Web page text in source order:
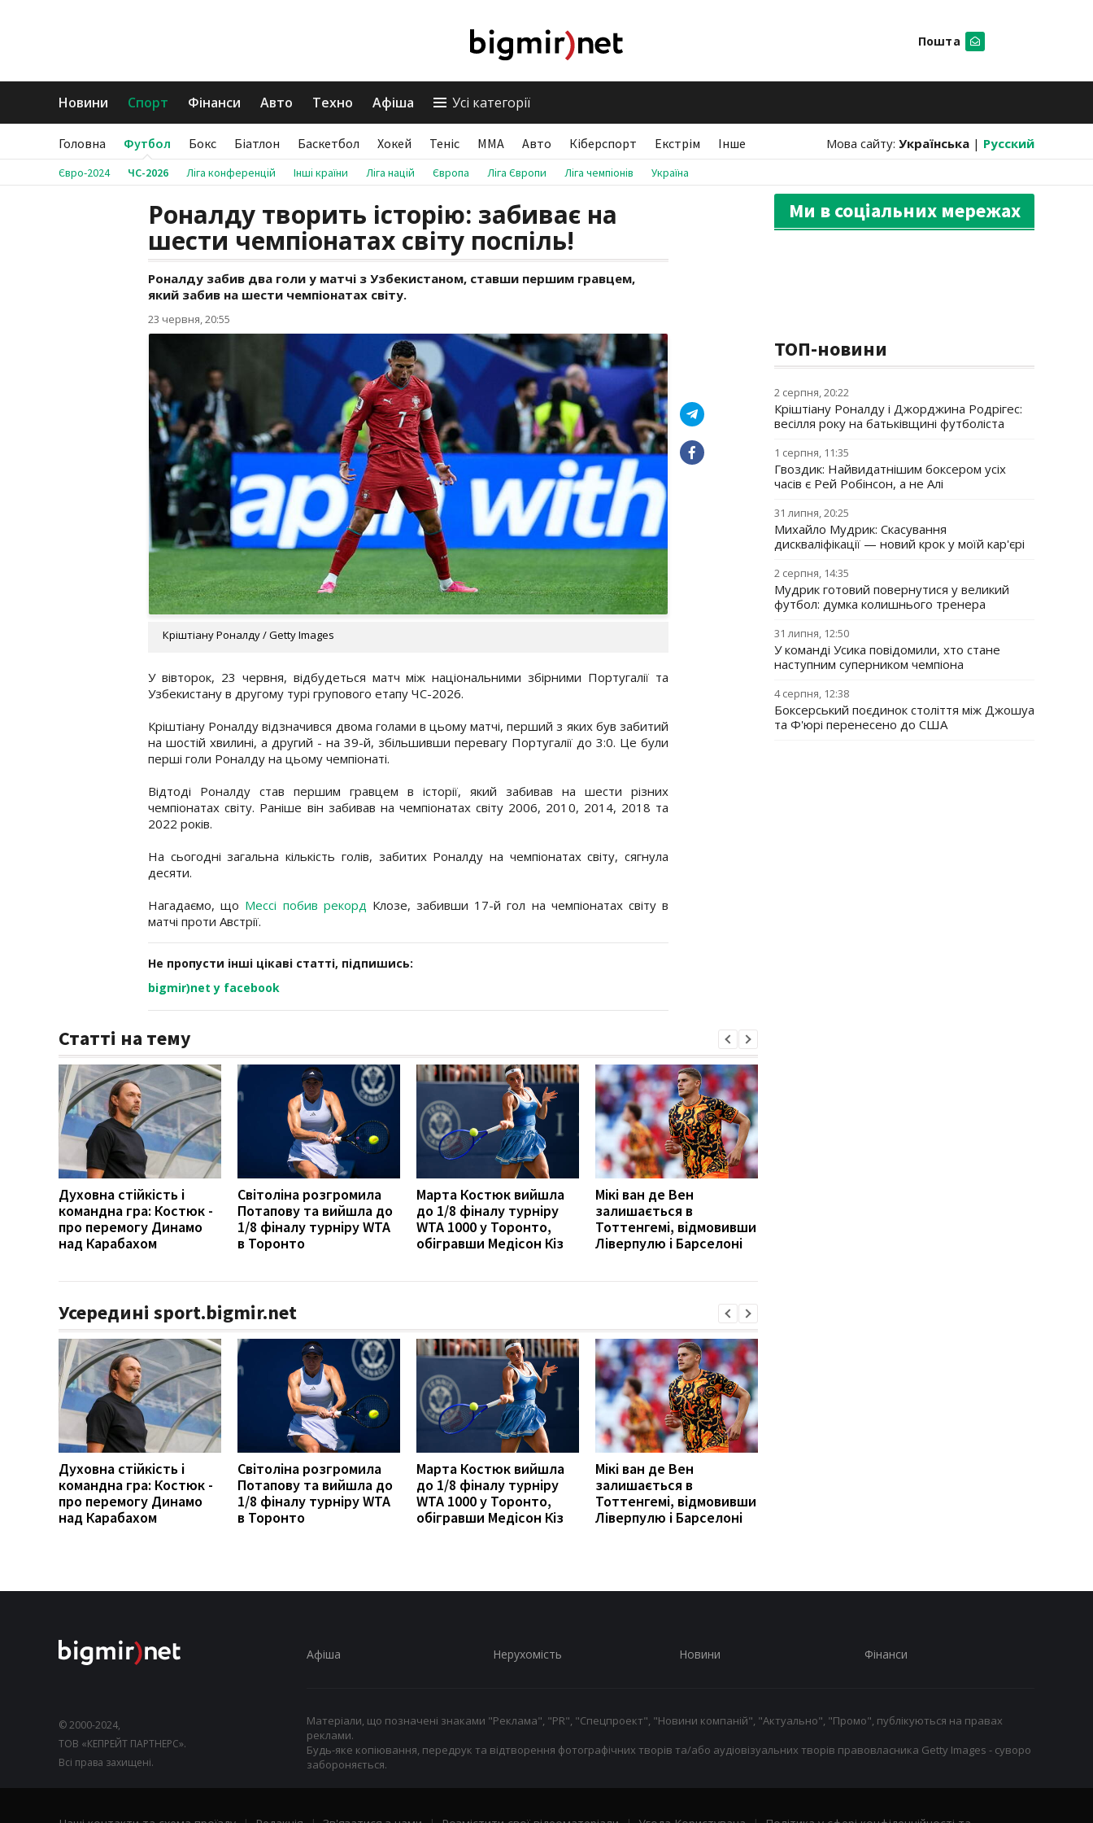
Пошта
Новини Спорт Фінанси Авто Техно Афіша Усі категорії
Головна Футбол Бокс Біатлон Баскетбол Хокей Теніс ММА Авто Кіберспорт Екстрім Інше Мова сайту: Українська | Русский
Євро-2024 ЧС-2026 Ліга конференцій Інші країни Ліга націй Європа Ліга Європи Ліга чемпіонів Україна
Роналду творить історію: забиває на
шести чемпіонатах світу поспіль!
Роналду забив два голи у матчі з Узбекистаном, ставши першим гравцем,
який забив на шести чемпіонатах світу.
23 червня, 20:55
Кріштіану Роналду / Getty Images
У вівторок, 23 червня, відбудеться матч між національними збірними Португалії та
Узбекистану в другому турі групового етапу ЧС-2026.
Кріштіану Роналду відзначився двома голами в цьому матчі, перший з яких був забитий
на шостій хвилині, а другий - на 39-й, збільшивши перевагу Португалії до 3:0. Це були
перші голи Роналду на цьому чемпіонаті.
Відтоді Роналду став першим гравцем в історії, який забивав на шести різних
чемпіонатах світу. Раніше він забивав на чемпіонатах світу 2006, 2010, 2014, 2018 та
2022 років.
На сьогодні загальна кількість голів, забитих Роналду на чемпіонатах світу, сягнула
десяти.
Нагадаємо, що Мессі побив рекорд Клозе, забивши 17-й гол на чемпіонатах світу в
матчі проти Австрії.
Не пропусти інші цікаві статті, підпишись:
bigmir)net у facebook
Статті на тему
Духовна стійкість і
командна гра: Костюк -
про перемогу Динамо
над Карабахом
Світоліна розгромила
Потапову та вийшла до
1/8 фіналу турніру WTA
в Торонто
Марта Костюк вийшла
до 1/8 фіналу турніру
WTA 1000 у Торонто,
обігравши Медісон Кіз
Мікі ван де Вен
залишається в
Тоттенгемі, відмовивши
Ліверпулю і Барселоні
Усередині sport.bigmir.net
Духовна стійкість і
командна гра: Костюк -
про перемогу Динамо
над Карабахом
Світоліна розгромила
Потапову та вийшла до
1/8 фіналу турніру WTA
в Торонто
Марта Костюк вийшла
до 1/8 фіналу турніру
WTA 1000 у Торонто,
обігравши Медісон Кіз
Мікі ван де Вен
залишається в
Тоттенгемі, відмовивши
Ліверпулю і Барселоні
Ми в соціальних мережах
ТОП-новини
2 серпня, 20:22
Кріштіану Роналду і Джорджина Родрігес:
весілля року на батьківщині футболіста
1 серпня, 11:35
Гвоздик: Найвидатнішим боксером усіх
часів є Рей Робінсон, а не Алі
31 липня, 20:25
Михайло Мудрик: Скасування
дискваліфікації — новий крок у моїй кар'єрі
2 серпня, 14:35
Мудрик готовий повернутися у великий
футбол: думка колишнього тренера
31 липня, 12:50
У команді Усика повідомили, хто стане
наступним суперником чемпіона
4 серпня, 12:38
Боксерський поєдинок століття між Джошуа
та Ф'юрі перенесено до США
© 2000-2024,
ТОВ «КЕПРЕЙТ ПАРТНЕРС».
Всі права захищені.
Афіша Нерухомість Новини Фінанси
Матеріали, що позначені знаками "Реклама", "PR", "Спецпроект", "Новини компаній", "Актуально", "Промо", публікуються на правах
реклами.
Будь-яке копіювання, передрук та відтворення фотографічних творів та/або аудіовізуальних творів правовласника Getty Images - суворо
забороняється.